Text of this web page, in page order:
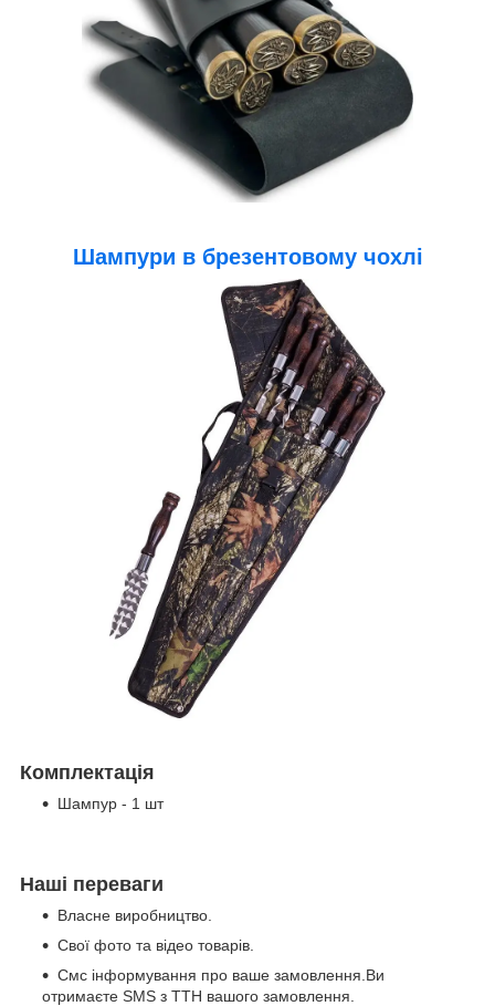
Шампури в брезентовому чохлі
Комплектація
Шампур - 1 шт
Наші переваги
Власне виробництво.
Свої фото та відео товарів.
Смс інформування про ваше замовлення.Ви
отримаєте SMS з ТТН вашого замовлення.